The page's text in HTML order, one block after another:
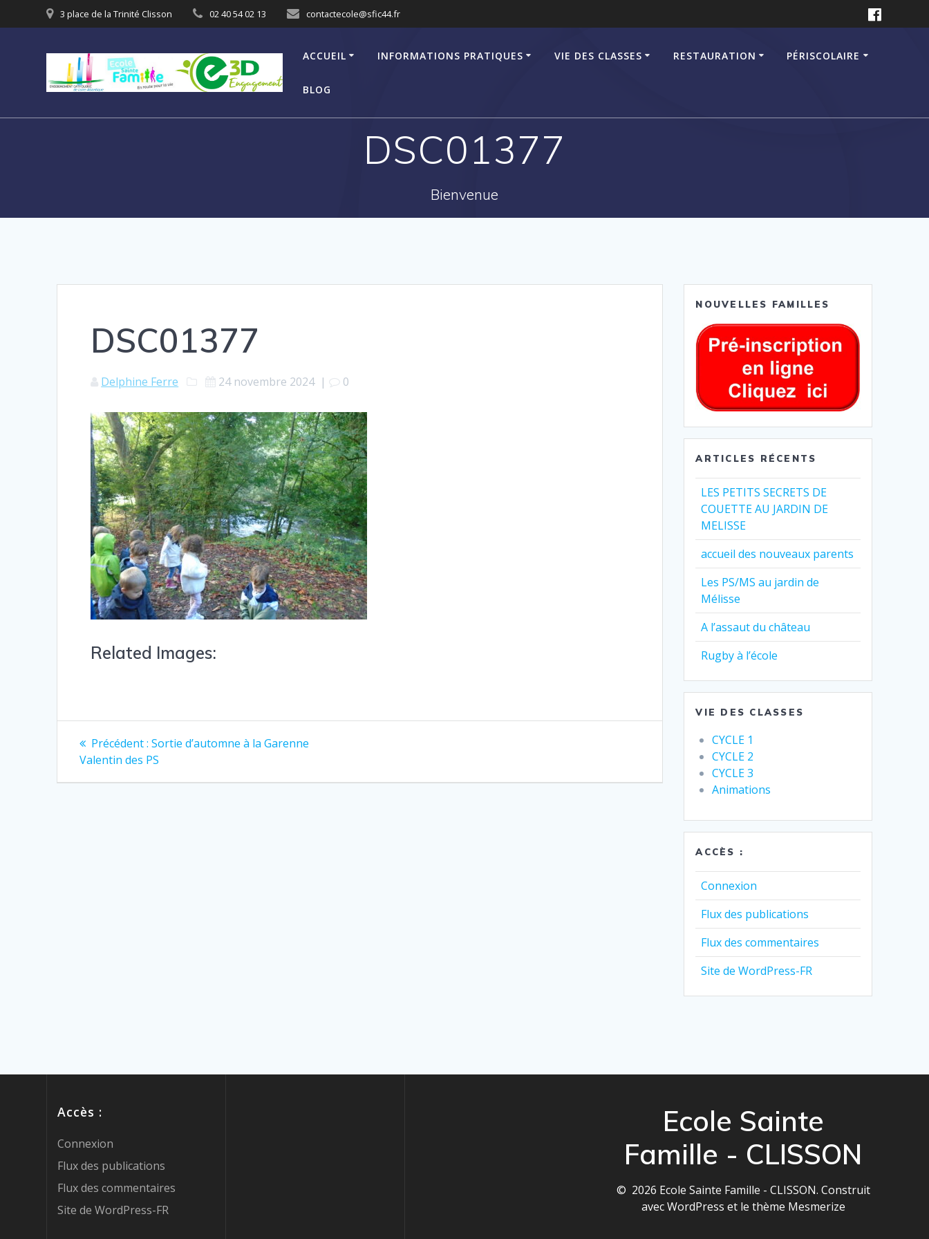
3 place de la Trinité Clisson 02 40 54 02 13 contactecole@sfic44.fr
ACCUEIL INFORMATIONS PRATIQUES VIE DES CLASSES RESTAURATION PÉRISCOLAIRE
BLOG
DSC01377
Bienvenue
DSC01377
Delphine Ferre 24 novembre 2024| 0
Related Images:
Précédent : Sortie d’automne à la Garenne
Valentin des PS
NOUVELLES FAMILLES
ARTICLES RÉCENTS
LES PETITS SECRETS DE
COUETTE AU JARDIN DE
MELISSE
accueil des nouveaux parents
Les PS/MS au jardin de
Mélisse
A l’assaut du château
Rugby à l’école
VIE DES CLASSES
CYCLE 1
CYCLE 2
CYCLE 3
Animations
ACCÈS :
Connexion
Flux des publications
Flux des commentaires
Site de WordPress-FR
Accès :
Connexion
Flux des publications
Flux des commentaires
Site de WordPress-FR
Ecole Sainte
Famille - CLISSON
© 2026 Ecole Sainte Famille - CLISSON. Construit
avec WordPress et le thème Mesmerize